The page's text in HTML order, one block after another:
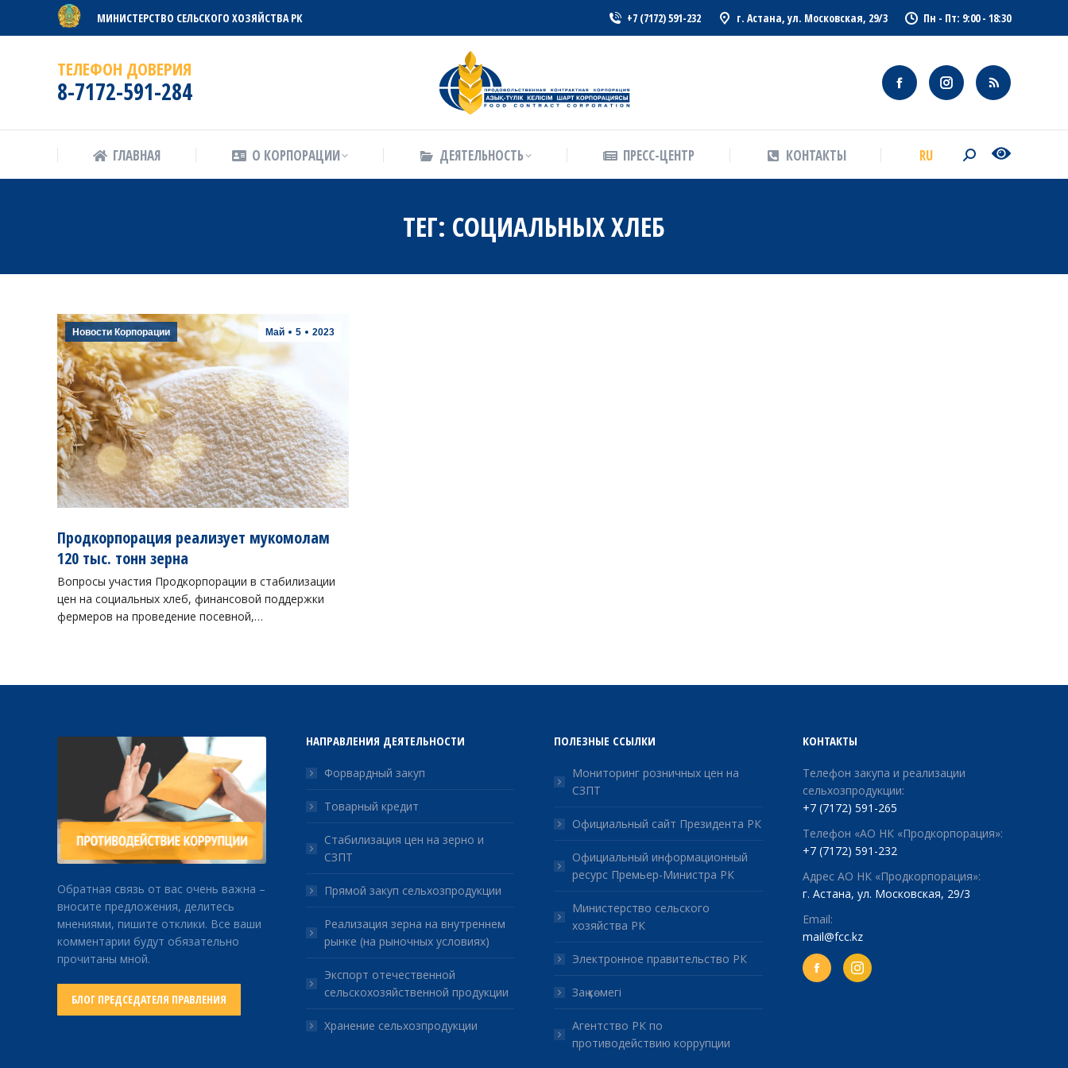
МИНИСТЕРСТВО СЕЛЬСКОГО ХОЗЯЙСТВА РК +7 (7172) 591-232 г. Астана, ул. Московская, 29/3 Пн - Пт: 9:00 - 18:30
ТЕЛЕФОН ДОВЕРИЯ
8-7172-591-284
ГЛАВНАЯ О КОРПОРАЦИИ ДЕЯТЕЛЬНОСТЬ ПРЕСС-ЦЕНТР КОНТАКТЫ RU Search:
ТЕГ: СОЦИАЛЬНЫХ ХЛЕБ
Май 5 2023
Новости Корпорации
Продкорпорация реализует мукомолам
120 тыс. тонн зерна
Вопросы участия Продкорпорации в стабилизации
цен на социальных хлеб, финансовой поддержки
фермеров на проведение посевной,…
Обратная связь от вас очень важна –
вносите предложения, делитесь
мнениями, пишите отклики. Все ваши
комментарии будут обязательно
прочитаны мной.
БЛОГ ПРЕДСЕДАТЕЛЯ ПРАВЛЕНИЯ
НАПРАВЛЕНИЯ ДЕЯТЕЛЬНОСТИ
Форвардный закуп
Товарный кредит
Стабилизация цен на зерно и
СЗПТ
Прямой закуп сельхозпродукции
Реализация зерна на внутреннем
рынке (на рыночных условиях)
Экспорт отечественной
сельскохозяйственной продукции
Хранение сельхозпродукции
ПОЛЕЗНЫЕ ССЫЛКИ
Мониторинг розничных цен на
СЗПТ
Официальный сайт Президента РК
Официальный информационный
ресурс Премьер-Министра РК
Министерство сельского
хозяйства РК
Электронное правительство РК
Заң көмегі
Агентство РК по
противодействию коррупции
КОНТАКТЫ
Телефон закупа и реализации
сельхозпродукции:
+7 (7172) 591-265
Телефон «АО НК «Продкорпорация»:
+7 (7172) 591-232
Адрес АО НК «Продкорпорация»:
г. Астана, ул. Московская, 29/3
Email:
mail@fcc.kz
Facebook
ГЛАВНАЯ О КОРПОРАЦИИ ПРЕСС-ЦЕНТР КОНТАКТЫ RU Search: